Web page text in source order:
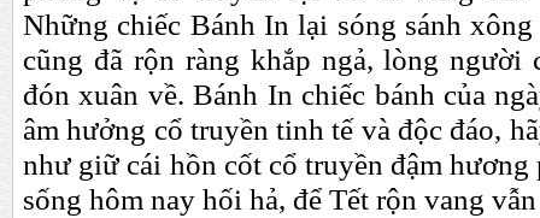
Những chiếc Bánh In lại sóng sánh
cũng đã rộn ràng khắp ngả, lòng người
đón xuân về. Bánh In chiếc bánh của
âm hưởng cổ truyền tinh tế và độc đáo,
như giữ cái hồn cốt cổ truyền đậm hương
sống hôm nay hối hả, để Tết rộn vang